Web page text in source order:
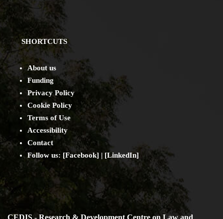
SHORTCUTS
About us
Funding
Privacy Policy
Cookie Policy
Terms of Use
Accessibility
Contact
Follow us: [Facebook] | [LinkedIn]